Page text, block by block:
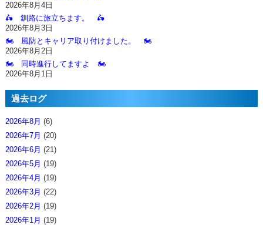
2026年8月4日
🛵 釧路に旅立ちます。 🛵
2026年8月3日
🏍️ 風防とキャリア取り付けました。 🏍️
2026年8月2日
🏍️ 同時進行してますよ 🏍️
2026年8月1日
過去ログ
2026年8月 (6)
2026年7月 (20)
2026年6月 (21)
2026年5月 (19)
2026年4月 (19)
2026年3月 (22)
2026年2月 (19)
2026年1月 (19)